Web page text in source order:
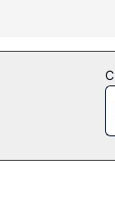
için
Misafirlere her